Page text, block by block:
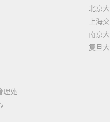
北京
上海
南京
复旦
理处